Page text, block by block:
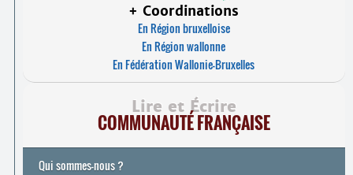
+ Coordinations
En Région bruxelloise
En Région wallonne
En Fédération Wallonie-Bruxelles
Lire et Écrire
COMMUNAUTÉ FRANÇAISE
Qui sommes-nous ?